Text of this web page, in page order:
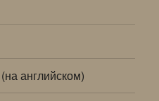
английском)